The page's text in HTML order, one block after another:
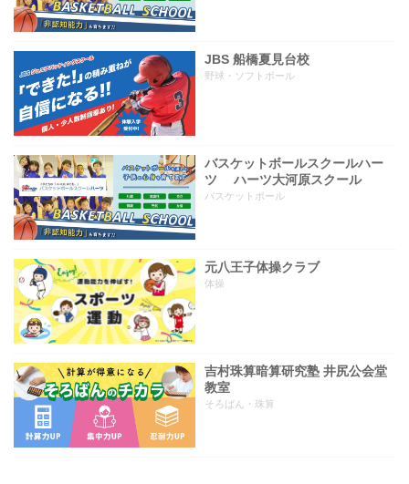
JBS 船橋夏見台校
野球・ソフトボール
バスケットボールスクールハー
ツ ハーツ大河原スクール
バスケットボール
元八王子体操クラブ
体操
吉村珠算暗算研究塾 井尻公会堂
教室
そろばん・珠算